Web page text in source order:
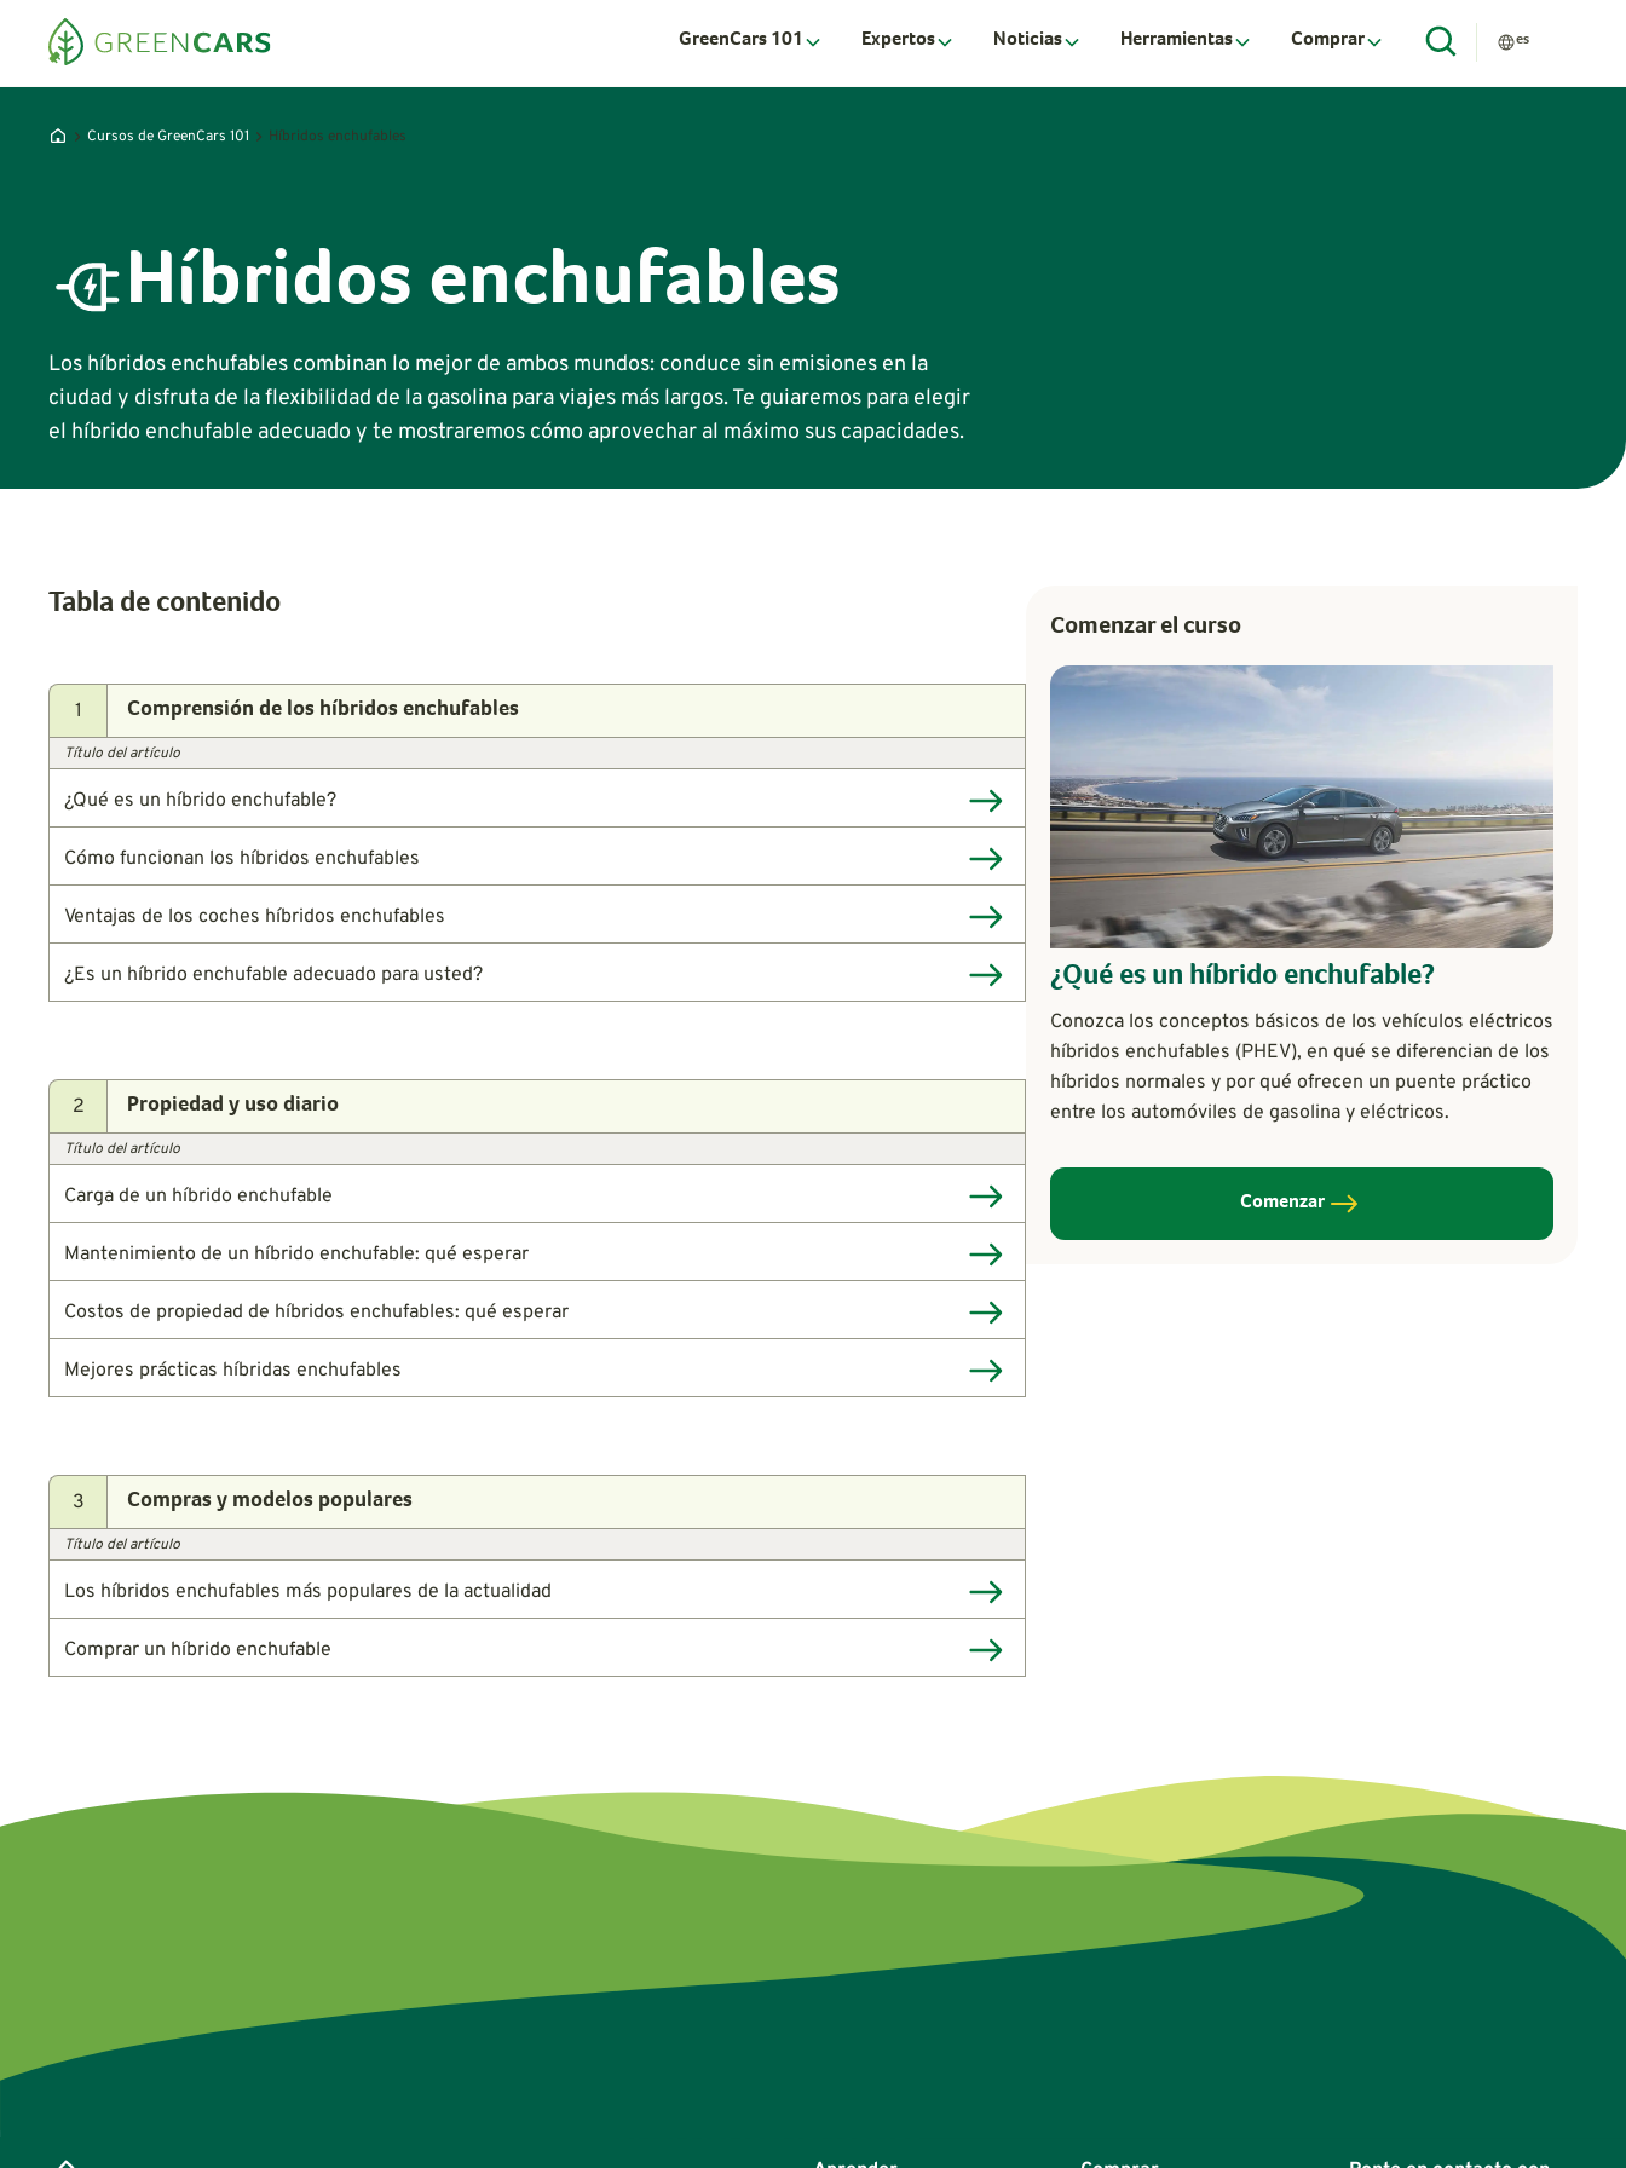
GreenCars 101 Expertos Noticias Herramientas Comprar es
Cursos de GreenCars 101 Híbridos enchufables
Híbridos enchufables
Los híbridos enchufables combinan lo mejor de ambos mundos: conduce sin emisiones en la
ciudad y disfruta de la flexibilidad de la gasolina para viajes más largos. Te guiaremos para elegir
el híbrido enchufable adecuado y te mostraremos cómo aprovechar al máximo sus capacidades.
Tabla de contenido
1 Comprensión de los híbridos enchufables
Título del artículo
¿Qué es un híbrido enchufable?
Cómo funcionan los híbridos enchufables
Ventajas de los coches híbridos enchufables
¿Es un híbrido enchufable adecuado para usted?
2 Propiedad y uso diario
Título del artículo
Carga de un híbrido enchufable
Mantenimiento de un híbrido enchufable: qué esperar
Costos de propiedad de híbridos enchufables: qué esperar
Mejores prácticas híbridas enchufables
3 Compras y modelos populares
Título del artículo
Los híbridos enchufables más populares de la actualidad
Comprar un híbrido enchufable
Comenzar el curso
¿Qué es un híbrido enchufable?
Conozca los conceptos básicos de los vehículos eléctricos
híbridos enchufables (PHEV), en qué se diferencian de los
híbridos normales y por qué ofrecen un puente práctico
entre los automóviles de gasolina y eléctricos.
Comenzar